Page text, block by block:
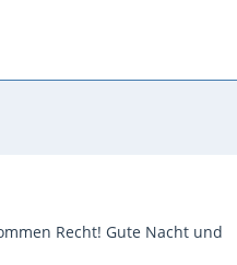
Recht! Gute Nacht und